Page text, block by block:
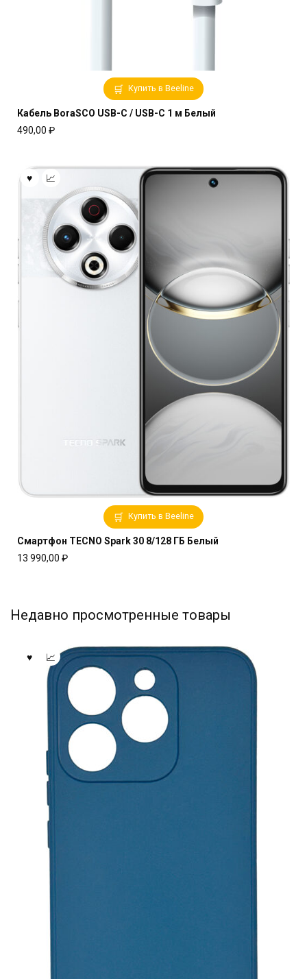
Купить в Beeline
Кабель BoraSCO USB-C / USB-C 1 м Белый
490,00 ₽
Купить в Beeline
Смартфон TECNO Spark 30 8/128 ГБ Белый
13 990,00 ₽
Недавно просмотренные товары